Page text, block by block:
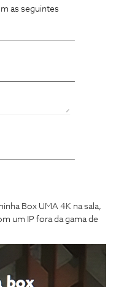
as seguintes
Box UMA 4K na sala,
um IP fora da gama de